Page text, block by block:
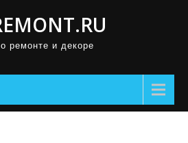
ремонте и декоре